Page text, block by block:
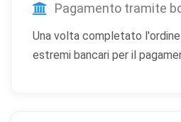
Pagamento tramite
Una volta completato
estremi bancari per il